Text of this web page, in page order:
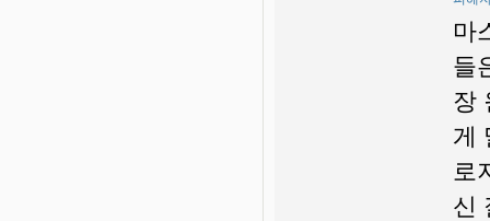
마
들
장
게
로
신